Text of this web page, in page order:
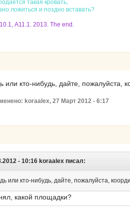
такая кровать,
ложиться и поздно вставать?
А11.1. 2013. The end.
или кто-нибудь, дайте, пожалуйста,
koraalex, 27 Март 2012 - 6:17
- 10:16 koraalex писал:
или кто-нибудь, дайте, пожалуйста,
какой площадки?